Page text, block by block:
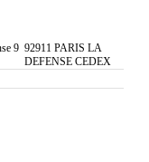
9 92911 PARIS LA
DEFENSE CEDEX